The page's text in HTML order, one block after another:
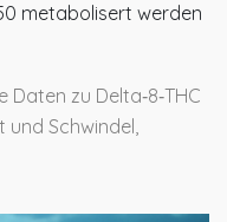
metabolisert werden
zu Delta‑8‑THC
und Schwindel,